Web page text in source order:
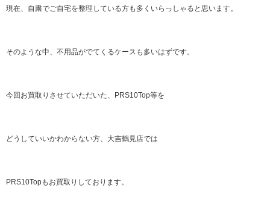
現在、自粛でご自宅を整理している方も多くいらっしゃると思います。
そのような中、不用品がでてくるケースも多いはずです。
今回お買取りさせていただいた、PRS10Top等を
どうしていいかわからない方、大吉鶴見店では
PRS10Topもお買取りしております。